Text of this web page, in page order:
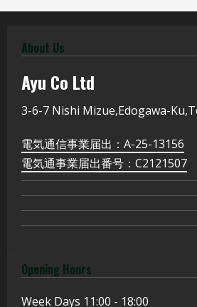
About Us
Ayu Co Ltd
3-6-7 Nishi Mizue,Edogawa-
電気通信事業届出：A-25-13156
電気通事業届出番号：C2121507
Opening Hours
Week Days 11:00 - 18:00